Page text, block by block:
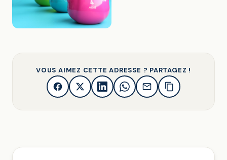
VOUS AIMEZ CETTE ADRESSE ? PARTAGEZ !